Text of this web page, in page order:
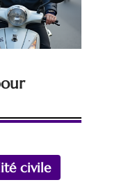
civile